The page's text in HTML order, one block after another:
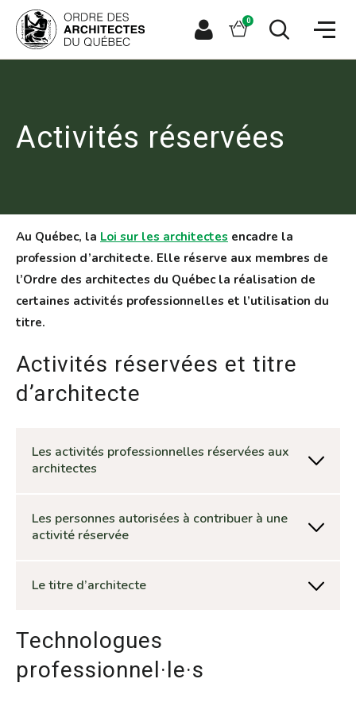
directement
recherche
directement
contenu
principal
Panier
0
membre
le
la
site
Activités réservées
Au Québec, la Loi sur les architectes encadre la
profession d’architecte. Elle réserve aux membres de
l’Ordre des architectes du Québec la réalisation de
certaines activités professionnelles et l’utilisation du
titre.
Activités réservées et titre
d’architecte
Les activités professionnelles réservées aux
architectes
Les personnes autorisées à contribuer à une
activité réservée
Le titre d’architecte
Technologues
professionnel·le·s